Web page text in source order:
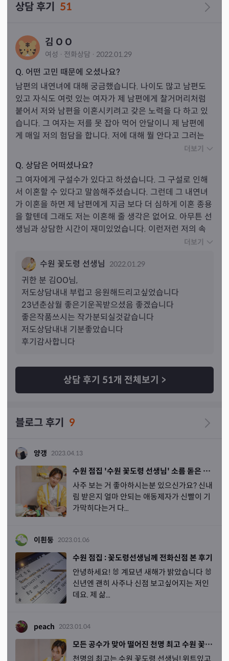
상담 후기 51
김 O O
여성 · 전화상담 · 2022.01.29
Q. 어떤 고민 때문에 오셨나요?
남편의 내연녀에 대해 궁금했습니다. 나이도 많고 남편도
있고 자식도 여럿 있는 여자가 제 남편에게 찰거머리처럼
붙어서 저와 남편을 이혼시키려고 갖은 노력을 다 하고 있
습니다. 그 여자는 저를 못 잡아 먹어 안달이니 제 남편에
게 매일 저의 험담을 합니다. 저에 대해 뭘 안다고 그러는
지 한심하기만 합니다. 그래서 그 내연녀의 삶이 어떻게 전
개 될 것인가에 대해 선생님께 여쭤봤습니다.
더보기
Q. 상담은 어떠셨나요?
그 여자에게 구설수가 있다고 하셨습니다. 그 구설로 인해
서 이혼할 수 있다고 말씀해주셨습니다. 그런데 그 내연녀
가 이혼을 하면 제 남편에게 지금 보다 더 심하게 이혼 종용
을 할텐데 그래도 저는 이혼해 줄 생각은 없어요. 아무튼 선
생님과 상담한 시간이 재미있었습니다. 이런저런 저의 속
이야기 털어 놓을 수 있어서 좋았습니다. 그리고 제가 가고
분히 친절하게 상담해주셔서 감사했습니다.
더보기
수원 꽃도령 선생님 2022.01.29
귀한 분 김OO님,
저도상담내내 부럽고 응원해드리고싶었습니다
23년춘삼월 좋은기운꼭받으셨음 좋겠습니다
좋은작품쓰시는 작가분되실것같습니다
저도상담내내 기분좋았습니다
후기감사합니다
상담 후기 51개 전체보기 >
블로그 후기 9
양갱 2023.04.13
수원 점집 '수원 꽃도령 선생님' 소름 돋은 후기
사주 보는 거 좋아하시는분 있으신가요? 신내
림 받은지 얼마 안되는 애동제자가 신빨이 기
가막히다는거 다...
이흰둥 2023.01.06
수원 점집 : 꽃도령선생님께 전화신점 본 후기
안녕하세요! 🐰 계묘년 새해가 밝았습니다 🐰
신년엔 괜히 사주나 신점 보고싶어지는 저인
데요. 제 삶...
peach 2023.01.04
모든 공수가 맞아 떨어진 천명 최고 수원 꽃도령선생님
천명의 최고는 수원 꽃도령 선생님! 위트있고